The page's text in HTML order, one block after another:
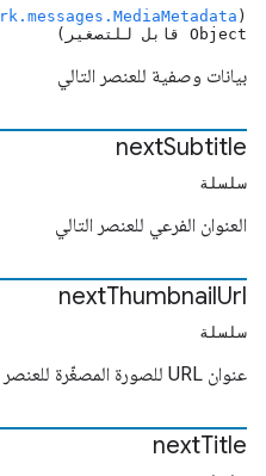
(nullable
Object قابل للتصغير)
بيانات وصفية للعنصر التالي
nextSubtitle
سلسلة
العنوان الفرعي للعنصر التالي
nextThumbnailUrl
سلسلة
عنوان URL للصورة المصغّرة للعنصر التالي
nextTitle